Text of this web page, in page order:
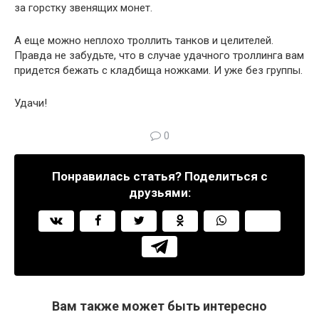
за горстку звенящих монет.
А еще можно неплохо троллить танков и целителей.
Правда не забудьте, что в случае удачного троллинга вам
придется бежать с кладбища ножками. И уже без группы.
Удачи!
0
Понравилась статья? Поделиться с
друзьями:
Вам также может быть интересно